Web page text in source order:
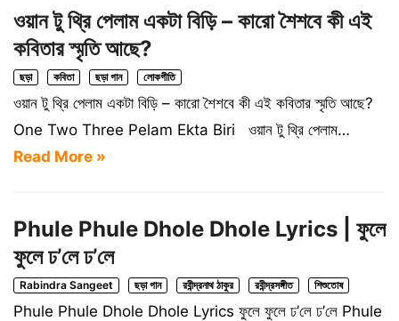
ওয়ান টু থ্রি পেলাম একটা বিড়ি – কারো শৈশবে কী এই
কবিতার স্মৃতি আছে?
ছড়া কবিতা ছড়া গান লোকগীতি
ওয়ান টু থ্রি পেলাম একটা বিড়ি – কারো শৈশবে কী এই কবিতার স্মৃতি আছে?
One Two Three Pelam Ekta Biri ওয়ান টু থ্রি পেলাম…
Read More »
Phule Phule Dhole Dhole Lyrics | ফুলে
ফুলে ঢ’লে ঢ’লে
Rabindra Sangeet ছড়া গান রবীন্দ্রনাথ ঠাকুর রবীন্দ্রসঙ্গীত শিশুতোষ
Phule Phule Dhole Dhole Lyrics ফুলে ফুলে ঢ’লে ঢ’লে Phule